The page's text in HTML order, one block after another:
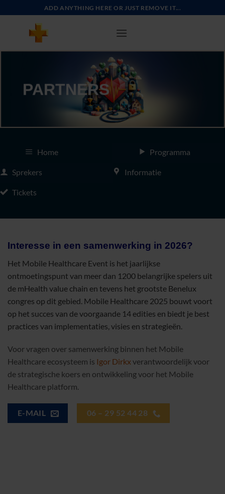
naar
ADD ANYTHING HERE OR JUST REMOVE IT...
PARTNERS
Home Programma
Sprekers Informatie
Tickets
Interesse in een samenwerking in 2026?
Het Mobile Healthcare Event is het jaarlijkse
ontmoetingspunt van meer dan 1200 belangrijke spelers uit
de mHealth value chain en tevens het grootste Benelux
congres op dit gebied. Mobile Healthcare 2025 bouwt voort
op het succes van de voorgaande 14 edities en biedt je best
practices van implementaties, visies en strategieën.
Voor vragen over samenwerking binnen het Mobile
Healthcare ecosysteem is Igor Dirkx verantwoordelijk voor
de strategische koers en ontwikkeling voor het Mobile
Healthcare platform.
E-MAIL 06 – 29 52 44 28